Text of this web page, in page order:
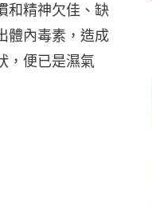
和精神欠佳、缺
體內毒素，造成
，便已是濕氣